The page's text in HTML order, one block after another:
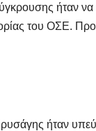
ήταν
του ΟΣΕ.
ήταν